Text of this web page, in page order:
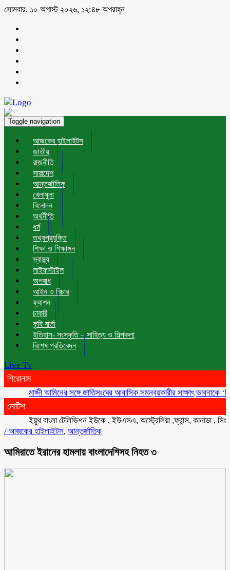
সোমবার, ১০ অগাস্ট ২০২৬, ১২:৪৮ অপরাহ্ন
Toggle navigation
আজকের হাইলাইটস
জাতীয়
রাজনীতি
সারাদেশ
আন্তর্জাতিক
খেলাধুলা
বিনোদন
অর্থনীতি
ধর্ম
তথ্যপ্রযুক্তি
শিক্ষা ও শিক্ষাঙ্গন
স্বাস্থ্য
লাইফস্টাইল
অপরাধ
আইন ও বিচার
ফ্যাশন
চাকরি
কৃষি বার্তা
ইতিহাস- সংস্কৃতি – সাহিত্য ও শিল্পকলা
বিশেষ প্রতিবেদন
Live Tv
শিরোনাম
মাহ্দী আমিনের সঙ্গে জাতিসংঘের আবাসিক সমন্বয়কারীর সাক্ষাৎ ভাবনাকে ‘বিরল
নোটিশ
ইয়ুথ বাংলা টেলিভিশন ইউকে , ইউএসএ, অস্ট্রেলিয়া ,ফ্রান্স, কানাডা , সিংগাপুর
/ আজকের হাইলাইটস, আন্তর্জাতিক
আমিরাতে ইরানের হামলায় বাংলাদেশিসহ নিহত ৩